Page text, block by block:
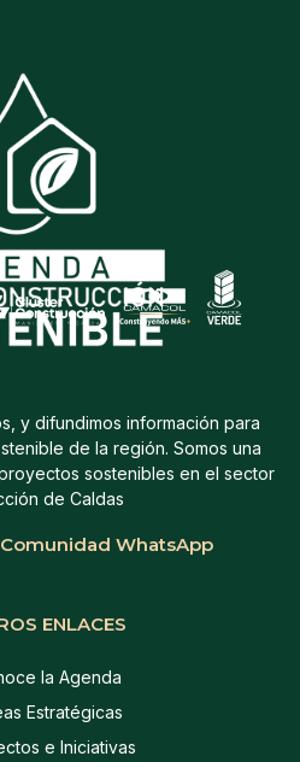
y difundimos información para
de la región. Somos una
sostenibles en el sector
de Caldas
WhatsApp
ENLACES
la Agenda
Estratégicas
e Iniciativas